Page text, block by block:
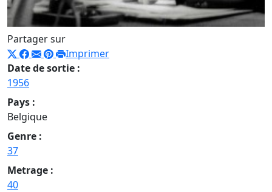
Partager sur
Imprimer
Date de sortie :
1956
Pays :
Belgique
Genre :
37
Metrage :
40